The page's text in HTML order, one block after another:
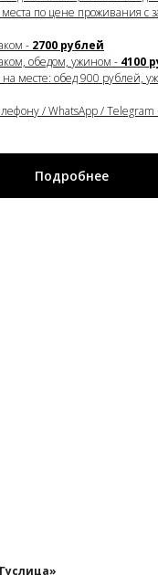
по цене проживания с
- 2700 рублей
обедом, ужином - 4100
месте: обед 900 рублей,
/ WhatsApp /
Подробнее